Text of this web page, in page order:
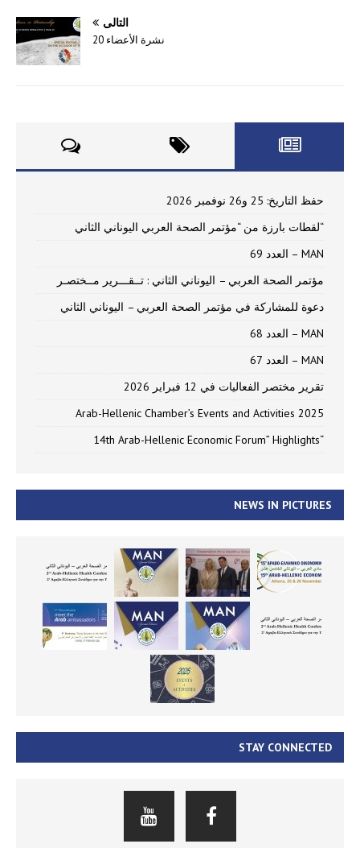
التالي
نشرة الأعضاء 20
حفظ التاريخ: 25 و26 نوفمبر 2026
“لقطات بارزة من “مؤتمر الصحة العربي اليوناني الثاني
MAN – العدد 69
مؤتمر الصحة العربي – اليوناني الثاني : تــقـــرير مــختصـر
دعوة للمشاركة في مؤتمر الصحة العربي – اليوناني الثاني
MAN – العدد 68
MAN – العدد 67
تقرير مختصر الفعاليات في 12 فبراير 2026
Arab-Hellenic Chamber’s Events and Activities 2025
“14th Arab-Hellenic Economic Forum” Highlights
NEWS IN PICTURES
STAY CONNECTED